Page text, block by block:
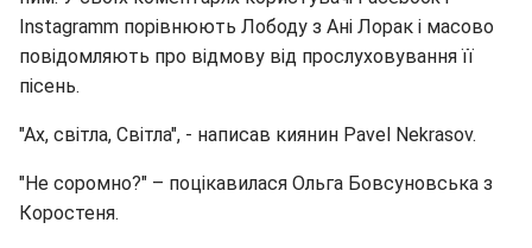
Instagramm порівнюють Лободу з Ані Лорак і масово
повідомляють про відмову від прослуховування її
пісень.
"Ах, світла, Світла", - написав киянин Pavel Nekrasov.
"Не соромно?" – поцікавилася Ольга Бовсуновська з
Коростеня.